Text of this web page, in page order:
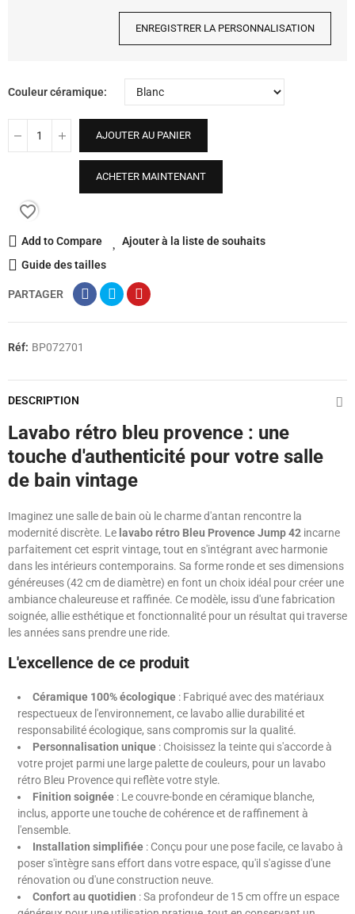
ENREGISTRER LA PERSONNALISATION
Couleur céramique
AJOUTER AU PANIER
ACHETER MAINTENANT
favorite_border
Add to Compare
Ajouter à la liste de souhaits
Guide des tailles
PARTAGER
Réf: BP072701
DESCRIPTION
Lavabo rétro bleu provence : une
touche d'authenticité pour votre salle
de bain vintage
Imaginez une salle de bain où le charme d'antan rencontre la
modernité discrète. Le lavabo rétro Bleu Provence Jump 42 incarne
parfaitement cet esprit vintage, tout en s'intégrant avec harmonie
dans les intérieurs contemporains. Sa forme ronde et ses dimensions
généreuses (42 cm de diamètre) en font un choix idéal pour créer une
ambiance chaleureuse et raffinée. Ce modèle, issu d'une fabrication
soignée, allie esthétique et fonctionnalité pour un résultat qui traverse
les années sans prendre une ride.
L'excellence de ce produit
Céramique 100% écologique : Fabriqué avec des matériaux
respectueux de l'environnement, ce lavabo allie durabilité et
responsabilité écologique, sans compromis sur la qualité.
Personnalisation unique : Choisissez la teinte qui s'accorde à
votre projet parmi une large palette de couleurs, pour un lavabo
rétro Bleu Provence qui reflète votre style.
Finition soignée : Le couvre-bonde en céramique blanche,
inclus, apporte une touche de cohérence et de raffinement à
l'ensemble.
Installation simplifiée : Conçu pour une pose facile, ce lavabo à
poser s'intègre sans effort dans votre espace, qu'il s'agisse d'une
rénovation ou d'une construction neuve.
Confort au quotidien : Sa profondeur de 15 cm offre un espace